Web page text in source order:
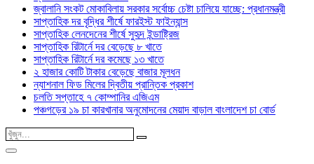
জ্বালানি সংকট মোকাবিলায় সরকার সর্বোচ্চ চেষ্টা চালিয়ে যাচ্ছে: প্রধানমন্ত্রী
সাপ্তাহিক দর বৃদ্ধির শীর্ষে ফারইস্ট ফাইন্যান্স
সাপ্তাহিক লেনদেনের শীর্ষে সুহৃদ ইন্ডাষ্ট্রিজ
সাপ্তাহিক রিটার্নে দর বেড়েছে ৮ খাতে
সাপ্তাহিক রিটার্নে দর কমেছে ১৩ খাতে
২ হাজার কোটি টাকার বেড়েছে বাজার মূলধন
ন্যাশনাল ফিড মিলের দ্বিতীয় প্রান্তিক প্রকাশ
চলতি সপ্তাহে ৭ কোম্পানির এজিএম
পঞ্চগড়ের ১৯ চা কারখানার অনুমোদনের মেয়াদ বাড়াল বাংলাদেশ চা বোর্ড